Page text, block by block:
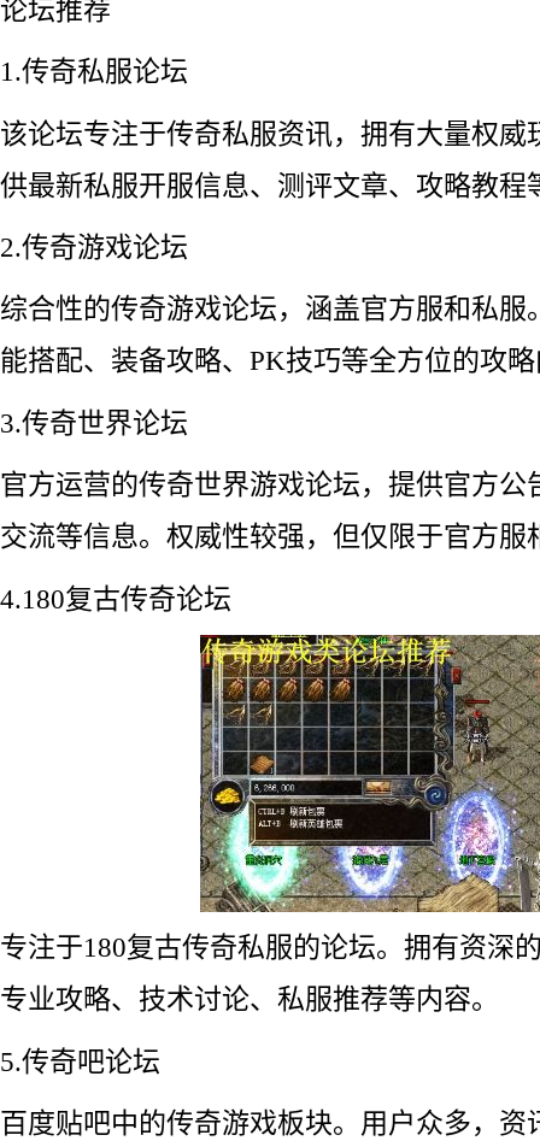
论坛推荐
1.传奇私服论坛
该论坛专注于传奇私服资讯，拥有大量权威
供最新私服开服信息、测评文章、攻略教程
2.传奇游戏论坛
综合性的传奇游戏论坛，涵盖官方服和私服
能搭配、装备攻略、PK技巧等全方位的攻
3.传奇世界论坛
官方运营的传奇世界游戏论坛，提供官方公
交流等信息。权威性较强，但仅限于官方服
4.180复古传奇论坛
专注于180复古传奇私服的论坛。拥有资深
专业攻略、技术讨论、私服推荐等内容。
5.传奇吧论坛
百度贴吧中的传奇游戏板块。用户众多，资